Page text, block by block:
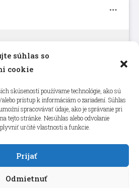
súhlas so
cookie
skúseností používame technológie, ako sú
prístup k informáciám o zariadení. Súhlas
spracovávať údaje, ako je správanie pri
tejto stránke. Nesúhlas alebo odvolanie
určité vlastnosti a funkcie.
Prijať
Odmietnuť
prijmete súbory cookie